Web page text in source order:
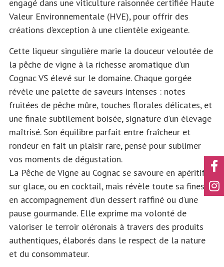
engagé dans une viticulture raisonnée certifiée Haute
Valeur Environnementale (HVE), pour offrir des
créations d’exception à une clientèle exigeante.
Cette liqueur singulière marie la douceur veloutée de
la pêche de vigne à la richesse aromatique d’un
Cognac VS élevé sur le domaine. Chaque gorgée
révèle une palette de saveurs intenses : notes
fruitées de pêche mûre, touches florales délicates, et
une finale subtilement boisée, signature d’un élevage
maîtrisé. Son équilibre parfait entre fraîcheur et
rondeur en fait un plaisir rare, pensé pour sublimer
vos moments de dégustation.
La Pêche de Vigne au Cognac se savoure en apéritif,
sur glace, ou en cocktail, mais révèle toute sa finesse
en accompagnement d’un dessert raffiné ou d’une
pause gourmande. Elle exprime ma volonté de
valoriser le terroir oléronais à travers des produits
authentiques, élaborés dans le respect de la nature
et du consommateur.